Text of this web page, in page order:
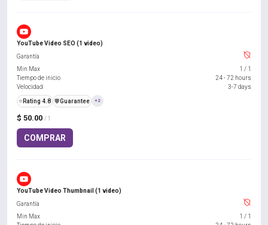
YouTube Video SEO (1 video)
$ 50.00 / 1
COMPRAR
Garantía
Min Max
1 / 1
Tiempo de inicio
24 - 72 hours
Velocidad
3-7 days
⭐ Rating 4.8 ️🛡️Guarantee +2
YouTube Video Thumbnail (1 video)
Garantía
Min Max
1 / 1